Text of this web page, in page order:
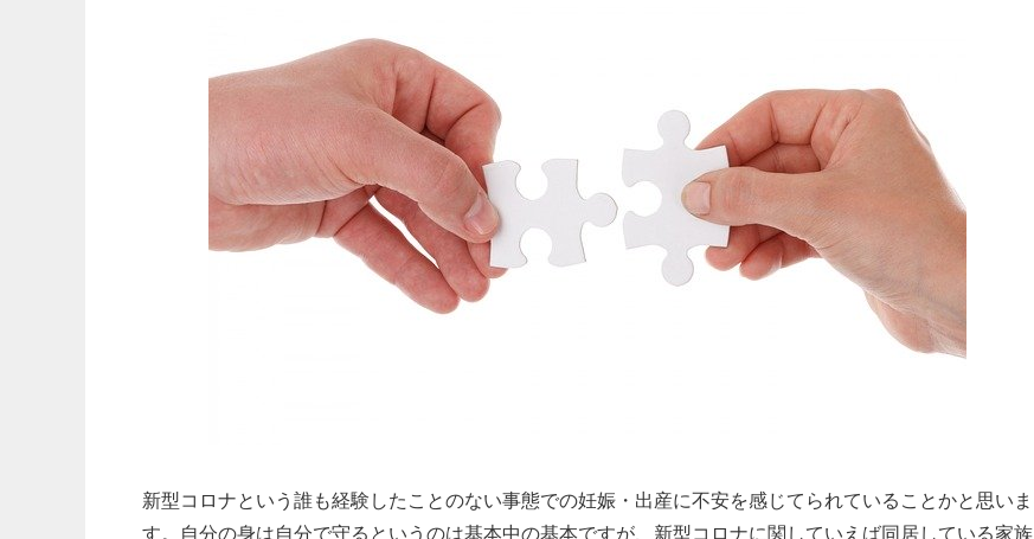
新型コロナという誰も経験したことのない事態での妊娠・出産に不安を感じてられていることかと思いま
す。自分の身は自分で守るというのは基本中の基本ですが、新型コロナに関していえば同居している家族